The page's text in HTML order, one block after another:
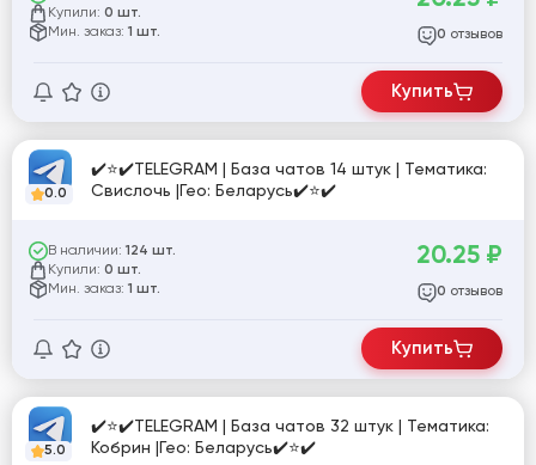
Купили: 0 шт.
Мин. заказ: 1 шт. 0 отзывов
Купить
0.0
✔️⭐✔️TELEGRAM | База чатов 14 штук | Тематика:
Свислочь |Гео: Беларусь✔️⭐✔️
В наличии: 124 шт.
Купили: 0 шт.
Мин. заказ: 1 шт.
20.25 ₽
0 отзывов
Купить
5.0
✔️⭐✔️TELEGRAM | База чатов 32 штук | Тематика:
Кобрин |Гео: Беларусь✔️⭐✔️